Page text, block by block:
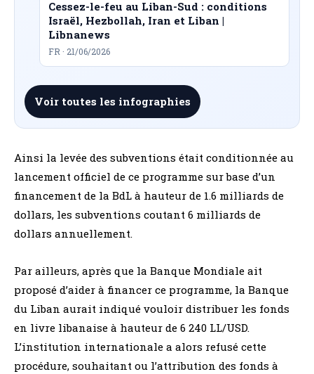
Cessez-le-feu au Liban-Sud : conditions
Israël, Hezbollah, Iran et Liban |
Libnanews
FR · 21/06/2026
Voir toutes les infographies
Ainsi la levée des subventions était conditionnée au
lancement officiel de ce programme sur base d’un
financement de la BdL à hauteur de 1.6 milliards de
dollars, les subventions coutant 6 milliards de
dollars annuellement.
Par ailleurs, après que la Banque Mondiale ait
proposé d’aider à financer ce programme, la Banque
du Liban aurait indiqué vouloir distribuer les fonds
en livre libanaise à hauteur de 6 240 LL/USD.
L’institution internationale a alors refusé cette
procédure, souhaitant ou l’attribution des fonds à